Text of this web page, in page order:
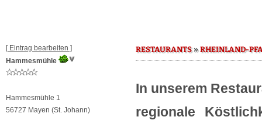
[ Eintrag bearbeiten ]
Hammesmühle
Hammesmühle 1
56727 Mayen (St. Johann)
RESTAURANTS»RHEINLAND-
In unserem
regionale